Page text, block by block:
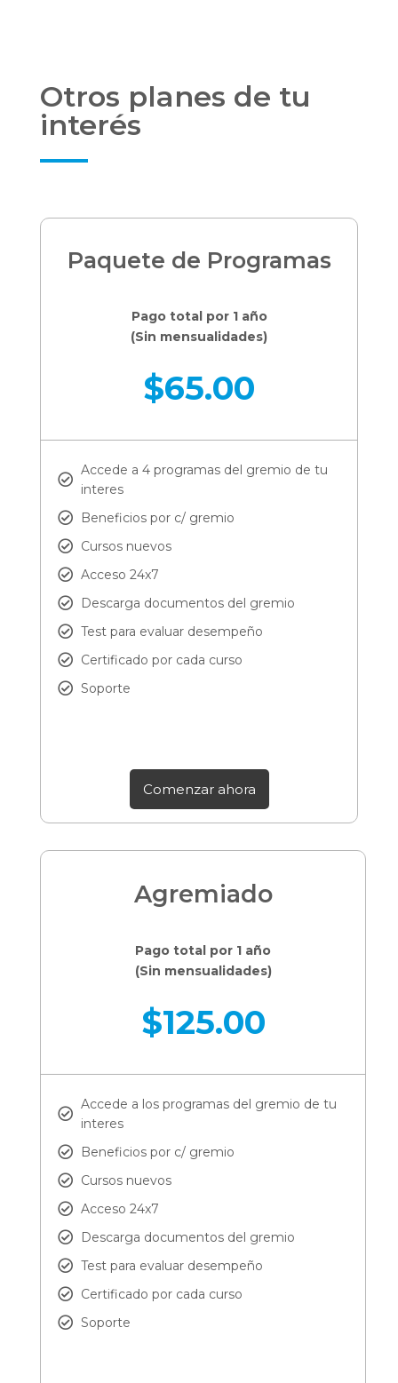
Otros planes de tu
interés
Paquete de Programas
Pago total por 1 año
(Sin mensualidades)
$65.00
Accede a 4 programas del gremio de tu
interes
Beneficios por c/ gremio
Cursos nuevos
Acceso 24x7
Descarga documentos del gremio
Test para evaluar desempeño
Certificado por cada curso
Soporte
Comenzar ahora
Agremiado
Pago total por 1 año
(Sin mensualidades)
$125.00
Accede a los programas del gremio de tu
interes
Beneficios por c/ gremio
Cursos nuevos
Acceso 24x7
Descarga documentos del gremio
Test para evaluar desempeño
Certificado por cada curso
Soporte